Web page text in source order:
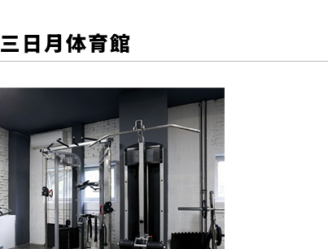
三日月体育館